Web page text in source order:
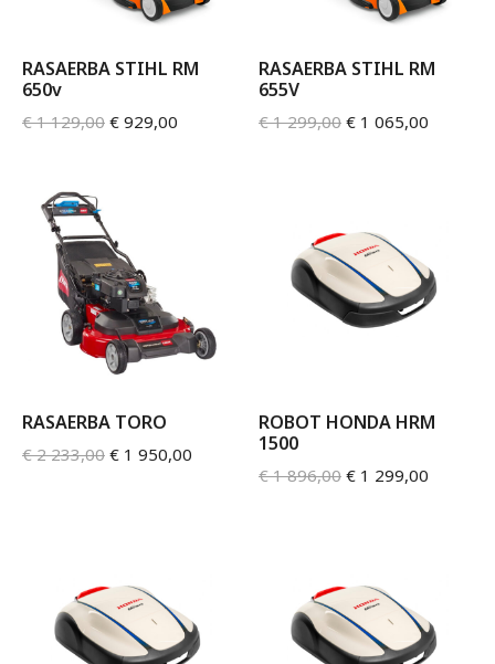
RASAERBA STIHL RM
650v
€1 129,00 € 929,00
RASAERBA STIHL RM
655V
€1 299,00 € 1 065,00
RASAERBA TORO
€2 233,00 € 1 950,00
ROBOT HONDA HRM
1500
€1 896,00 € 1 299,00